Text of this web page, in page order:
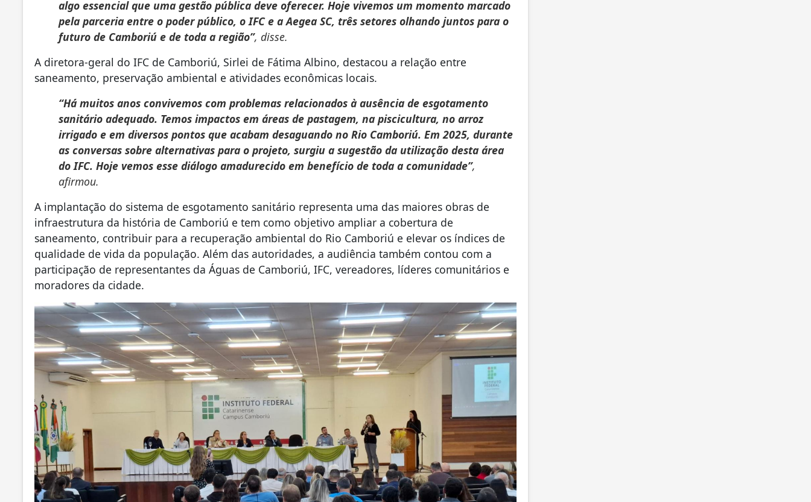
algo essencial que uma gestão pública deve oferecer. Hoje vivemos um momento marcado
pela parceria entre o poder público, o IFC e a Aegea SC, três setores olhando juntos para o
futuro de Camboriú e de toda a região”, disse.
A diretora-geral do IFC de Camboriú, Sirlei de Fátima Albino, destacou a relação entre
saneamento, preservação ambiental e atividades econômicas locais.
“Há muitos anos convivemos com problemas relacionados à ausência de esgotamento
sanitário adequado. Temos impactos em áreas de pastagem, na piscicultura, no arroz
irrigado e em diversos pontos que acabam desaguando no Rio Camboriú. Em 2025, durante
as conversas sobre alternativas para o projeto, surgiu a sugestão da utilização desta área
do IFC. Hoje vemos esse diálogo amadurecido em benefício de toda a comunidade”,
afirmou.
A implantação do sistema de esgotamento sanitário representa uma das maiores obras de
infraestrutura da história de Camboriú e tem como objetivo ampliar a cobertura de
saneamento, contribuir para a recuperação ambiental do Rio Camboriú e elevar os índices de
qualidade de vida da população. Além das autoridades, a audiência também contou com a
participação de representantes da Águas de Camboriú, IFC, vereadores, líderes comunitários e
moradores da cidade.